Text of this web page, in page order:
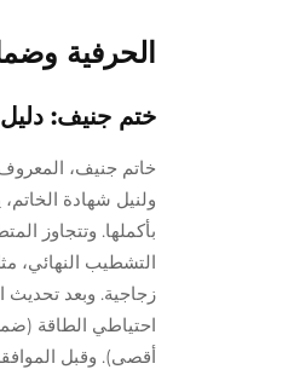
الحرفية
ختم جنيف:
ولنيل شهادة
بأكملها. وتتجاوز
التشطيب النهائي،
أقصى). وقبل